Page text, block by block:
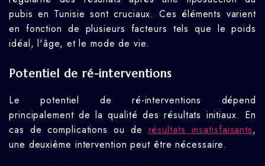
pubis en Tunisie sont cruciaux. Ces éléments varient
en fonction de plusieurs facteurs tels que le poids
idéal, l'âge, et le mode de vie.
Potentiel de ré-interventions
Le potentiel de ré-interventions dépend
principalement de la qualité des résultats initiaux. En
cas de complications ou de résultats insatisfaisants,
une deuxième intervention peut être nécessaire.